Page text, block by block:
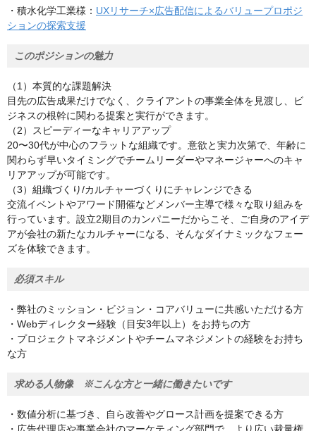
・積水化学工業様： UXリサーチ×広告配信によるバリュープロポジ
ションの探索支援
このポジションの魅力
（1）本質的な課題解決
目先の広告成果だけでなく、クライアントの事業全体を見渡し、ビ
ジネスの根幹に関わる提案と実行ができます。
（2）スピーディーなキャリアアップ
20〜30代が中心のフラットな組織です。意欲と実力次第で、年齢に
関わらず早いタイミングでチームリーダーやマネージャーへのキャ
リアアップが可能です。
（3）組織づくり/カルチャーづくりにチャレンジできる
交流イベントやアワード開催などメンバー主導で様々な取り組みを
行っています。設立2期目のカンパニーだからこそ、ご自身のアイデ
アが会社の新たなカルチャーになる、そんなダイナミックなフェー
ズを体験できます。
必須スキル
・弊社のミッション・ビジョン・コアバリューに共感いただける方
・Webディレクター経験（目安3年以上）をお持ちの方
・プロジェクトマネジメントやチームマネジメントの経験をお持ち
な方
求める人物像 ※こんな方と一緒に働きたいです
・数値分析に基づき、自ら改善やグロース計画を提案できる方